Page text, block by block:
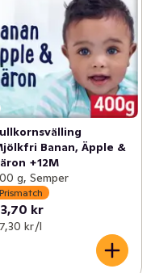
Banan, Äpple &
+12M
g, Semper
Prismatch
kr
kr /l